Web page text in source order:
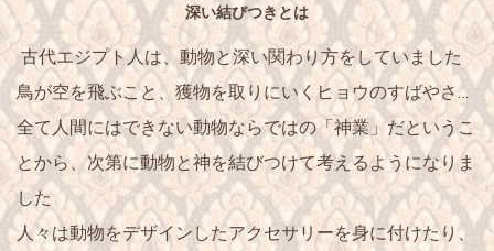
深い結びつきとは
古代エジプト人は、動物と深い関わり方をしていました
鳥が空を飛ぶこと、獲物を取りにいくヒョウのすばやさ…
全て人間にはできない動物ならではの「神業」だというこ
とから、次第に動物と神を結びつけて考えるようになりま
した
人々は動物をデザインしたアクセサリーを身に付けたり、